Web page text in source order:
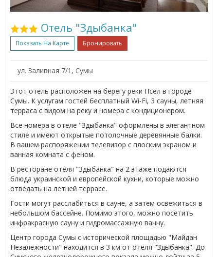
Отель "Здыбанка"
Показать На Карте Бронировать
ул. Заливная 7/1, Сумы
Этот отель расположен на берегу реки Псел в городе
Сумы. К услугам гостей бесплатный Wi-Fi, 3 сауны, летняя
терраса с видом на реку и номера с кондиционером.
Все номера в отеле "Здыбанка" оформлены в элегантном
стиле и имеют открытые потолочные деревянные балки.
В вашем распоряжении телевизор с плоским экраном и
ванная комната с феном.
В ресторане отеля "Здыбанка" на 2 этаже подаются
блюда украинской и европейской кухни, которые можно
отведать на летней террасе.
Гости могут расслабиться в сауне, а затем освежиться в
небольшом бассейне. Помимо этого, можно посетить
инфракрасную сауну и гидромассажную ванну.
Центр города Сумы с исторической площадью "Майдан
Незалежности" находится в 3 км от отеля "Здыбанка". До